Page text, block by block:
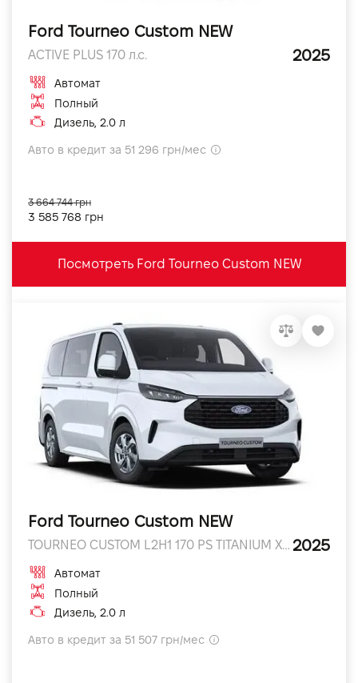
Ford Tourneo Custom NEW
ACTIVE PLUS 170 л.с. 2025
Автомат
Полный
Дизель, 2.0 л
Авто в кредит за 51 296 грн/мес
3 585 768 грн
3 664 744 грн
Посмотреть Ford Tourneo Custom NEW
Ford Tourneo Custom NEW
TOURNEO CUSTOM L2H1 170 PS TITANIUM X 170 л.с. 2025
Автомат
Полный
Дизель, 2.0 л
Авто в кредит за 51 507 грн/мес